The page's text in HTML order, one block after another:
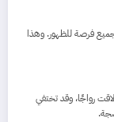
فرصة للظهور. وهذا
رواجًا، وقد تختفي